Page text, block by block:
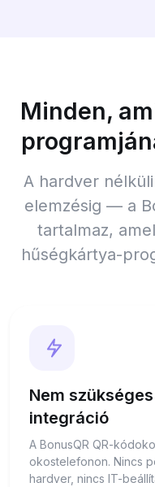
Minden,
A hardver
elemzésig — a
tartalmaz,
hűségkártya-
Nem
integráció
A BonusQR QR-
okostelefonon. Nincs
hardver, nincs IT-